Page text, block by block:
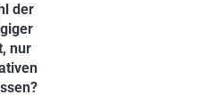
der
nur